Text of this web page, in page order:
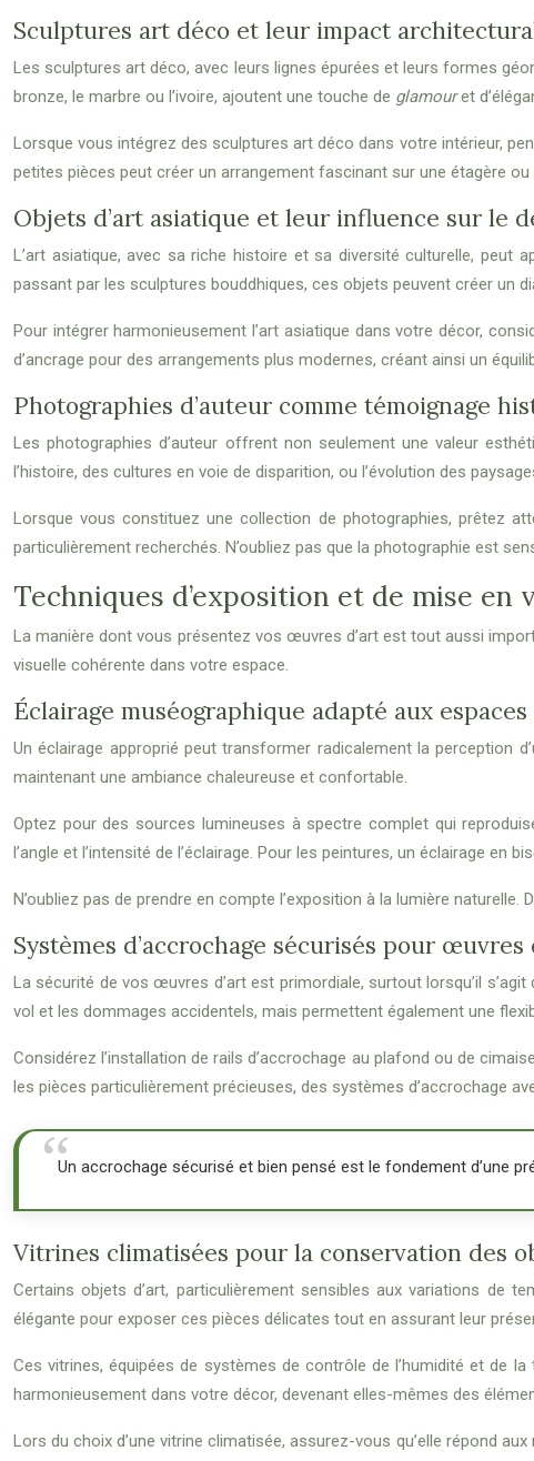
Sculptures art déco et leur impact
Les sculptures art déco, avec leurs lignes épurées et leurs formes
bronze, le marbre ou l’ivoire, ajoutent une touche de glamouret
Lorsque vous intégrez des sculptures art déco dans votre intérieur,
petites pièces peut créer un arrangement fascinant sur une étagère ou
Objets d’art asiatique et leur influence sur le
L’art asiatique, avec sa riche histoire et sa diversité culturelle, peut
passant par les sculptures bouddhiques, ces objets peuvent créer un
Pour intégrer harmonieusement l’art asiatique dans votre décor,
d’ancrage pour des arrangements plus modernes, créant ainsi un
Photographies d’auteur comme témoignage
Les photographies d’auteur offrent non seulement une valeur
l’histoire, des cultures en voie de disparition, ou l’évolution des
Lorsque vous constituez une collection de photographies, prêtez
particulièrement recherchés. N’oubliez pas que la photographie est
Techniques d’exposition et de mise en
La manière dont vous présentez vos œuvres d’art est tout aussi
visuelle cohérente dans votre espace.
Éclairage muséographique adapté aux
Un éclairage approprié peut transformer radicalement la perception
maintenant une ambiance chaleureuse et confortable.
Optez pour des sources lumineuses à spectre complet qui
l’angle et l’intensité de l’éclairage. Pour les peintures, un éclairage
N’oubliez pas de prendre en compte l’exposition à la lumière
Systèmes d’accrochage sécurisés pour
La sécurité de vos œuvres d’art est primordiale, surtout lorsqu’il
vol et les dommages accidentels, mais permettent également une
Considérez l’installation de rails d’accrochage au plafond ou de
les pièces particulièrement précieuses, des systèmes d’accrochage
Un accrochage sécurisé et bien pensé est le fondement d’une
Vitrines climatisées pour la conservation des
Certains objets d’art, particulièrement sensibles aux variations de
élégante pour exposer ces pièces délicates tout en assurant leur
Ces vitrines, équipées de systèmes de contrôle de l’humidité et de
harmonieusement dans votre décor, devenant elles-mêmes des
Lors du choix d’une vitrine climatisée, assurez-vous qu’elle répond